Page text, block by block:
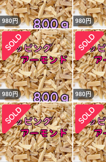
980円 980円
980円 980円